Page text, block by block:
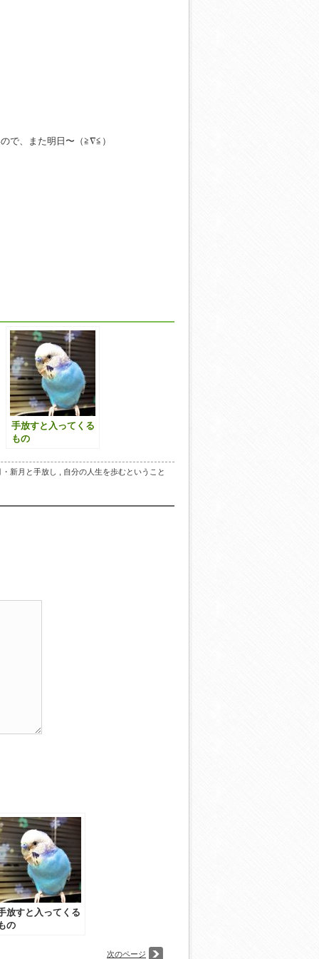
で、また明日〜（≧∇≦）
手放すと入ってくる
もの
・新月と手放し , 自分の人生を歩むということ
放すと入ってくる
の
次のページ